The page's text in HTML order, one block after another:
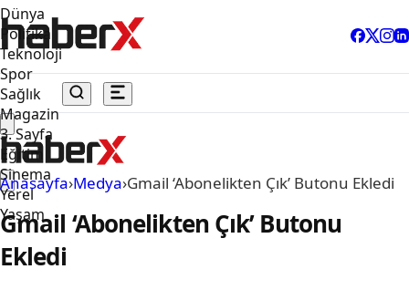
Dünya
Politika
Teknoloji
Spor
Sağlık
Magazin
3. Sayfa
Eğitim
Sinema
Yerel
Yaşam
Anasayfa›Medya›Gmail ‘Abonelikten Çık’ Butonu Ekledi
Gmail ‘Abonelikten Çık’ Butonu
Ekledi